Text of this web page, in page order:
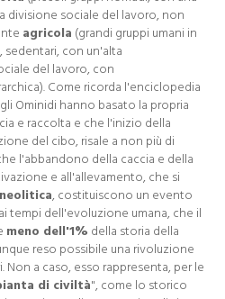
divisione sociale del lavoro, non
agricola (grandi gruppi umani in
con un'alta
del lavoro, con
Come ricorda l'enciclopedia
Ominidi hanno basato la propria
e raccolta e che l'inizio della
del cibo, risale a non più di
l'abbandono della caccia e della
e all'allevamento, che si
, costituiscono un evento
tempi dell'evoluzione umana, che il
meno dell'1% della storia della
reso possibile una rivoluzione
a caso, esso rappresenta, per le
di civiltà", come lo storico